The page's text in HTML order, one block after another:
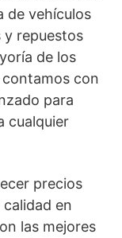
de vehículos
y repuestos
de los
contamos con
para
cualquier
precios
en
las mejores